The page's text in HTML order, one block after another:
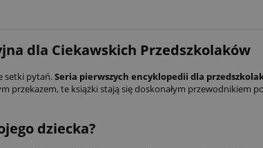
dla Ciekawskich Przedszkolaków
setki pytań.Seria pierwszych encyklopedii dla
przekazem, te książki stają się doskonałym
dziecka?